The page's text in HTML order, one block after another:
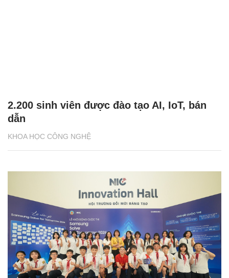
KHOA HỌC CÔNG NGHỆ
2.200 sinh viên được đào tạo AI, IoT, bán
dẫn